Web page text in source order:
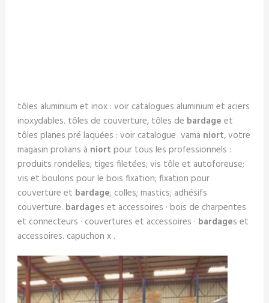
tôles aluminium et inox : voir catalogues aluminium et aciers
inoxydables. tôles de couverture, tôles de bardage et
tôles planes pré laquées : voir catalogue vama niort, votre
magasin prolians à niort pour tous les professionnels :
produits rondelles; tiges filetées; vis tôle et autoforeuse;
vis et boulons pour le bois fixation; fixation pour
couverture et bardage; colles; mastics; adhésifs
couverture. bardages et accessoires · bois de charpentes
et connecteurs · couvertures et accessoires · bardages et
accessoires. capuchon x .